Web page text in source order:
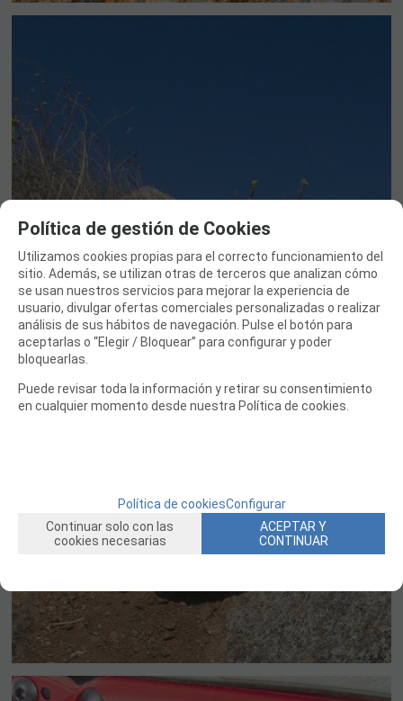
Política de gestión de Cookies
Utilizamos cookies propias para el correcto funcionamiento del
sitio. Además, se utilizan otras de terceros que analizan cómo
se usan nuestros servicios para mejorar la experiencia de
usuario, divulgar ofertas comerciales personalizadas o realizar
análisis de sus hábitos de navegación. Pulse el botón para
aceptarlas o “Elegir / Bloquear” para configurar y poder
bloquearlas.
Puede revisar toda la información y retirar su consentimiento
en cualquier momento desde nuestra Política de cookies.
Política de cookiesConfigurar
Continuar solo con las
cookies necesarias
ACEPTAR Y
CONTINUAR